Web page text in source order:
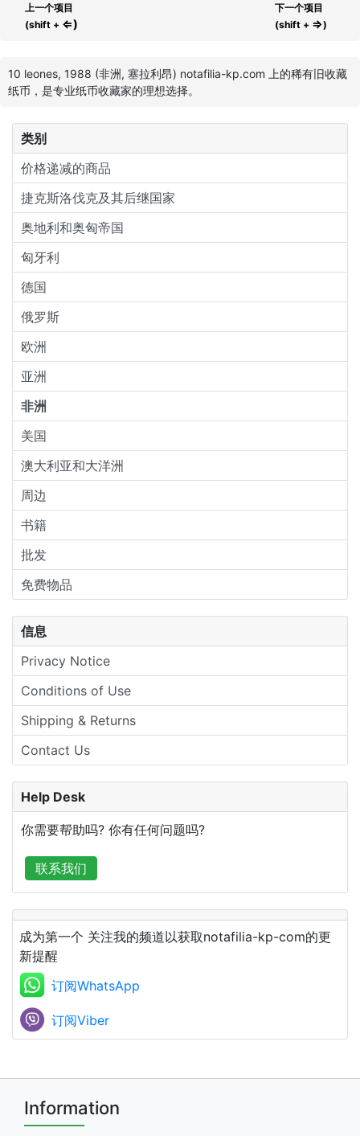
类别
价格递减的商品
捷克斯洛伐克及其后继国家
奥地利和奥匈帝国
匈牙利
德国
俄罗斯
欧洲
亚洲
非洲
美国
澳大利亚和大洋洲
周边
书籍
批发
免费物品
信息
Privacy Notice
Conditions of Use
Shipping & Returns
Contact Us
上一个项目
(shift + ⇐)
下一个项目
(shift + ⇒)
10 leones, 1988 (非洲, 塞拉利昂) notafilia-kp.com 上的稀有旧收藏
纸币，是专业纸币收藏家的理想选择。
Help Desk
你需要帮助吗? 你有任何问题吗?
联系我们
成为第一个 关注我的频道以获取notafilia-kp-com的更
新提醒
订阅WhatsApp
订阅Viber
Information